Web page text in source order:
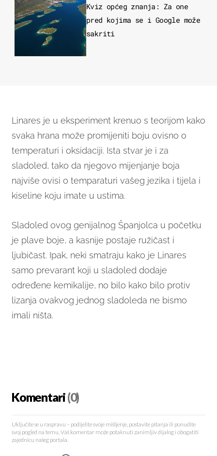
Kviz općeg znanja: Za one
pred kojima se i Google može
sakriti
Linares je u eksperiment krenuo s teorijom kako
svaka hrana može promijeniti boju ovisno o
temperaturi i oksidaciji. Ista stvar je i za
sladoled, tako da njegovo mijenjanje boja
najviše ovisi o temparaturi vašeg jezika i tijela i
kiseline koju imate u ustima.
Sladoled ovog genijalnog Španjolca u početku
je plave boje, a kasnije postaje ružičast i
ljubičast. Ipak, neki smatraju kako je Linares
samo prevarant koji u sladoled dodaje
određene kemikalije, no bilo kako bilo protiv
lizanja ovakvog jednog sladoleda ne bismo
imali ništa.
Komentari(0)
Uključite se u raspravu – podijelite svoje mišljenje, postavite pitanja ili ponudite
svoj pogled na temu. Vaš komentar može potaknuti zanimljiv dijalog i obogatiti
zajednicu našeg portala.